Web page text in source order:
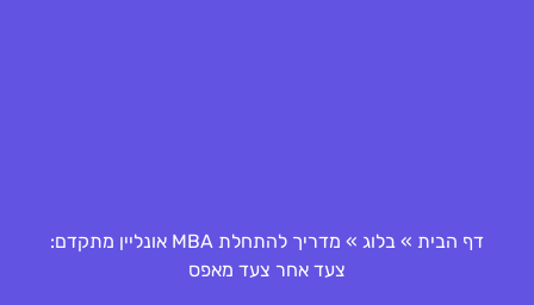
דף הבית » בלוג »
מדריך להתחלת MBA אונליין מתקדם:
צעד אחר צעד מאפס